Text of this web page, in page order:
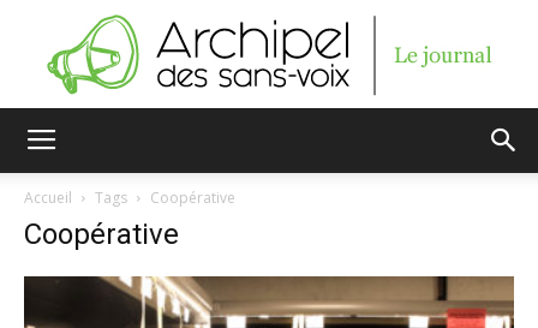
Accueil Tags Coopérative
Coopérative